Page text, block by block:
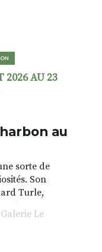
2026 AU 23
au
sorte de
Son
Turle,
à voir des
graves ou
Des
Le